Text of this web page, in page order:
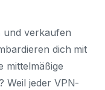
und verkaufen
dich mit
mittelmäßige
Weil jeder VPN-